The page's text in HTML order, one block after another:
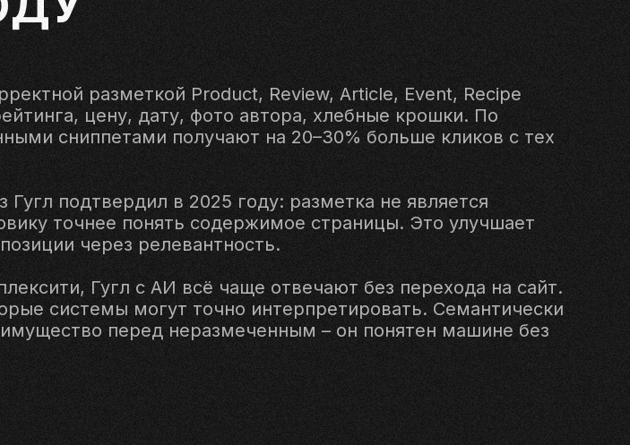
разметкой Product, Review, Article, Event, Recipe
цену, дату, фото автора, хлебные крошки. По
сниппетами получают на 20–30% больше кликов с тех
подтвердил в 2025 году: разметка не является
точнее понять содержимое страницы. Это улучшает
через релевантность.
Гугл с АИ всё чаще отвечают без перехода на сайт.
системы могут точно интерпретировать. Семантически
перед неразмеченным – он понятен машине без